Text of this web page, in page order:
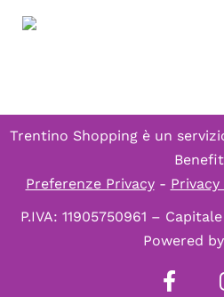
Trentino Shopping è un
Benefit
Preferenze Privacy-
P.IVA: 11905750961 –
Powered by